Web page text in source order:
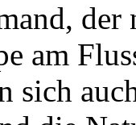
der
am
sich